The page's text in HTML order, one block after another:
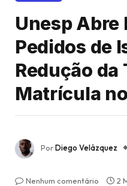
Unesp Abre
Pedidos de
Redução da
Matrícula
PorDiego Velázquez
Nenhum comentário
2